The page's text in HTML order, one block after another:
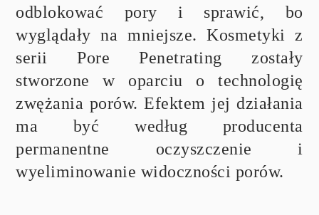
odblokować pory i sprawić, bo
wyglądały na mniejsze. Kosmetyki z
serii Pore Penetrating zostały
stworzone w oparciu o technologię
zwężania porów. Efektem jej działania
ma być według producenta
permanentne oczyszczenie i
wyeliminowanie widoczności porów.